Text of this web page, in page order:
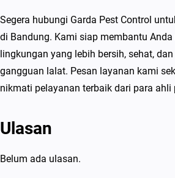
Segera hubungi Garda Pest Control
di Bandung. Kami siap membantu
lingkungan yang lebih bersih, sehat,
gangguan lalat. Pesan layanan kami
nikmati pelayanan terbaik dari para ahli
Ulasan
Belum ada ulasan.